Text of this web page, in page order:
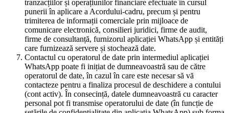
tranzacțiilor și operațiunilor financiare efectuate în cursul
punerii în aplicare a Acordului-cadru, precum și pentru
trimiterea de informații comerciale prin mijloace de
comunicare electronică, consilieri juridici, firme de audit,
firme de consultanță, furnizorul aplicației WhatsApp și entități
care furnizează servere și stochează date.
Contactul cu operatorul de date prin intermediul aplicației
WhatsApp poate fi inițiat de dumneavoastră sau de către
operatorul de date, în cazul în care este necesar să vă
contacteze pentru a finaliza procesul de deschidere a contului
(cont activ). În consecință, datele dumneavoastră cu caracter
personal pot fi transmise operatorului de date (în funcție de